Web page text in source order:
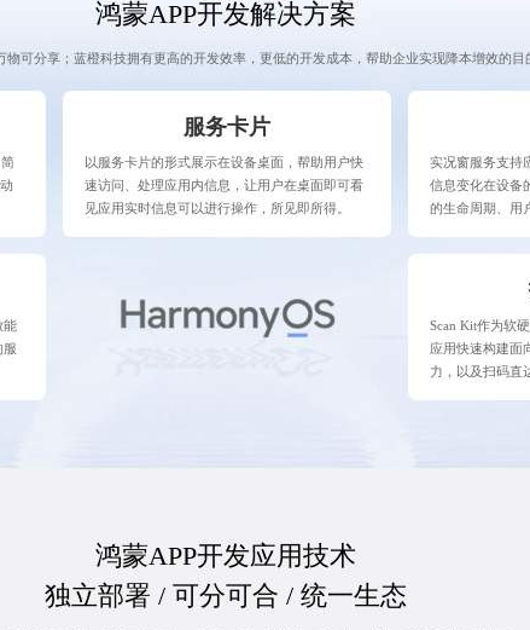
鸿蒙APP开发解决方案
物可分享；蓝橙科技拥有更高的开发效率，更低的开发成本，帮助企业实现降本增效的目
服务卡片
以服务卡片的形式展示在设备桌面，帮助用户快
速访问、处理应用内信息，让用户在桌面即可看
见应用实时信息可以进行操作，所见即所得。
实况窗服务支持
信息变化在设备
的生命周期、用
能
服
Scan Kit作为软
应用快速构建面
力，以及扫码直
鸿蒙APP开发应用技术
独立部署 / 可分可合 / 统一生态